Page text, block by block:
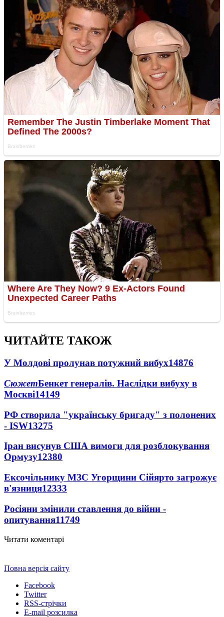
ЧИТАЙТЕ ТАКОЖ
У Молдові пролунав потужний вибух14876
СюжетБенкет генералів. Наслідки вибуху в
Москві14149
РФ створила "українську бригаду" з полонених
- ISW13275
Іран висунув США вимоги для розблокування
Ормузу12380
Ексочільнику МЗС Угорщини Сійярто загрожує
в'язниця12333
Росіяни змінили ставлення до війни -
опитування11749
Читати коментарі
Повна версія сайту
Facebook
Twitter
RSS-стрічки
E-mail розсилка